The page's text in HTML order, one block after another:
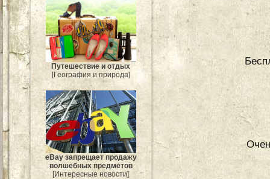
Путешествие и отдых
[География и природа]
eBay запрещает продажу
волшебных предметов
[Интересные новости]